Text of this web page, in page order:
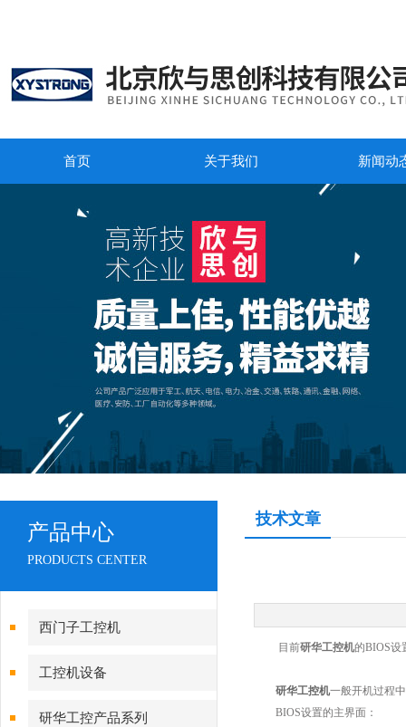
首页 关于我们 新闻动
产品中心
PRODUCTS CENTER
西门子工控机
工控机设备
研华工控产品系列
技术文章
目前研华工控机的BIOS设
研华工控机一般开机过程
BIOS设置的主界面：